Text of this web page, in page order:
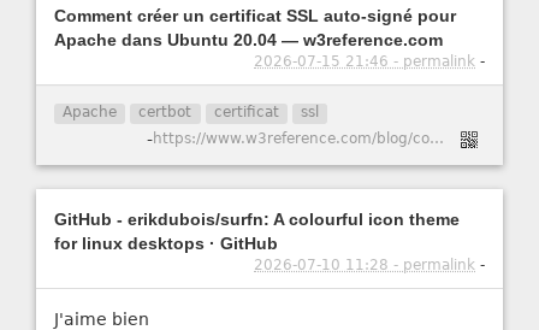
Comment créer un certificat SSL auto-signé pour
Apache dans Ubuntu 20.04 — w3reference.com
2026-07-15 21:46 - permalink -
Apache certbot certificat ssl
- https://www.w3reference.com/blog/comment-cr-er-un-certificat-ssl-auto-sign-pour-apache-dans-ubuntu-20-04/
GitHub - erikdubois/surfn: A colourful icon theme
for linux desktops · GitHub
2026-07-10 11:28 - permalink -
J'aime bien